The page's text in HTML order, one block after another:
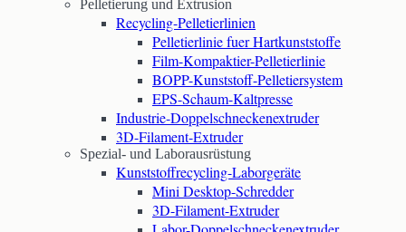
Pelletierung und Extrusion
Recycling-Pelletierlinien
Pelletierlinie fuer Hartkunststoffe
Film-Kompaktier-Pelletierlinie
BOPP-Kunststoff-Pelletiersystem
EPS-Schaum-Kaltpresse
Industrie-Doppelschneckenextruder
3D-Filament-Extruder
Spezial- und Laborausrüstung
Kunststoffrecycling-Laborgeräte
Mini Desktop-Schredder
3D-Filament-Extruder